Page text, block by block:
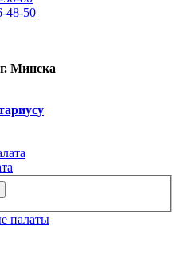
48-50
Минска
палаты